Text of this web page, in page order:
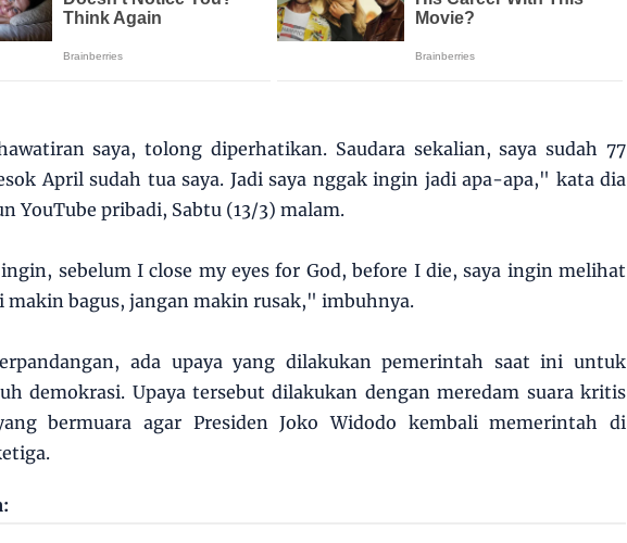
saya, tolong diperhatikan. Saudara sekalian, saya sudah 77
April sudah tua saya. Jadi saya nggak ingin jadi apa-apa," kata dia
YouTube pribadi, Sabtu (13/3) malam.
sebelum I close my eyes for God, before I die, saya ingin melihat
makin bagus, jangan makin rusak," imbuhnya.
ada upaya yang dilakukan pemerintah saat ini untuk
demokrasi. Upaya tersebut dilakukan dengan meredam suara kritis
bermuara agar Presiden Joko Widodo kembali memerintah di